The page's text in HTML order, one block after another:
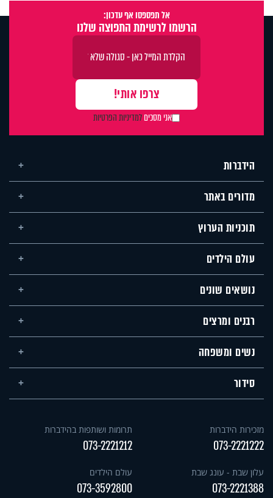
אל תפספסו אף עדכון:
הרשמו לרשימת התפוצה שלנו
אני מסכיםלמדיניות הפרטיות
הידברות
מדורים באתר
תוכניות הערוץ
עולם הילדים
נושאים שונים
רבנים ומרצים
נשים ומשפחה
סידור
מזכירות הידברות
073-2221222
תרומות ושותפות בהידברות
073-2221212
עלון שבת - עונג שבת
073-2221388
עולם הילדים
073-3592800